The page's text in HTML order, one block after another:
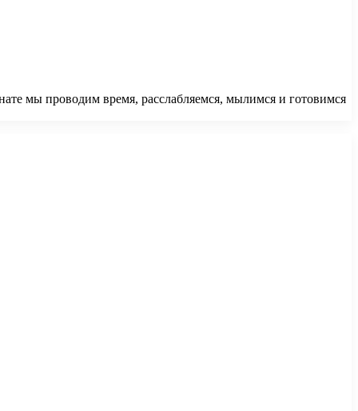
мы проводим время, расслабляемся, мылимся и готовимся